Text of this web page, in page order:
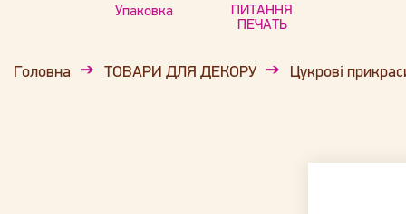
Упаковка
ПИТАННЯ
ПЕЧАТЬ
Головна ТОВАРИ ДЛЯ ДЕКОРУ Цукрові